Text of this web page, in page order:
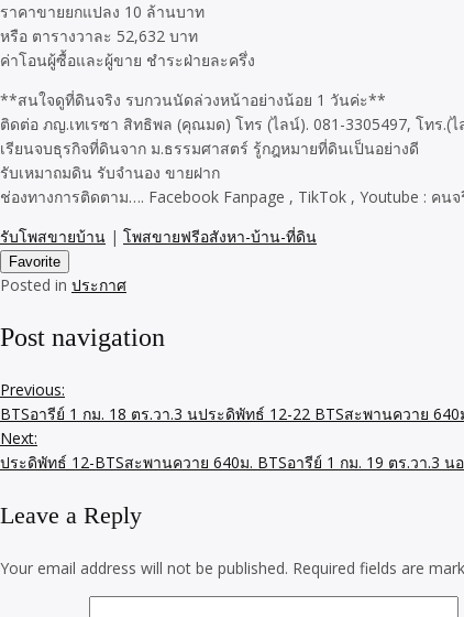
ราคาขายยกแปลง 10 ล้านบาท
หรือ ตารางวาละ 52,632 บาท
ค่าโอนผู้ซื้อและผู้ขาย ชำระฝ่ายละครึ่ง
**สนใจดูที่ดินจริง รบกวนนัดล่วงหน้าอย่างน้อย 1 วันค่ะ**
ติดต่อ ภญ.เทเรซา สิทธิพล (คุณมด) โทร (ไลน์). 081-3305497, โทร.(ไ
เรียนจบธุรกิจที่ดินจาก ม.ธรรมศาสตร์ รู้กฎหมายที่ดินเป็นอย่างดี
รับเหมาถมดิน รับจำนอง ขายฝาก
ช่องทางการติดตาม…. Facebook Fanpage , TikTok , Youtube : คน
รับโพสขายบ้าน | โพสขายฟรีอสังหา-บ้าน-ที่ดิน
Favorite
Posted in ประกาศ
Post navigation
Previous:
BTSอารีย์ 1 กม. 18 ตร.วา.3 นประดิพัทธ์ 12-22 BTSสะพานควาย 640
Next:
ประดิพัทธ์ 12-BTSสะพานควาย 640ม. BTSอารีย์ 1 กม. 19 ตร.วา.3 น
Leave a Reply
Your email address will not be published. Required fields are